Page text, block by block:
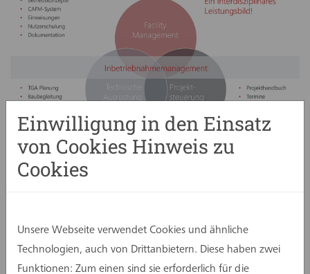
IBM - ein interdisziplinäres Leistungsbild
der VDI-Richtlinie 6039. Ausgehend von dem
Ansatz, ein Gebäude als Gesamtsystem zu
Einwilligung in den Einsatz
von Cookies Hinweis zu
Cookies
Unsere Webseite verwendet Cookies und ähnliche
Technologien, auch von Drittanbietern. Diese haben zwei
Funktionen: Zum einen sind sie erforderlich für die